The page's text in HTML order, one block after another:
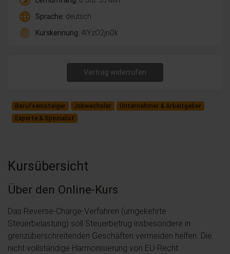
language Sprache: deutsch
fingerprint Kurskennung: 4lYzO2jnDk
Vertrag widerrufen
Berufseinsteiger Jobwechsler
Unternehmer & Arbeitgeber
Experte & Spezialist
Kursübersicht
Über den Online-Kurs
Das Reverse-Charge-Verfahren (umgekehrte
Steuerbelastung) soll Steuerbetrug insbesondere in
grenzüberschreitenden Geschäften vermeiden helfen. Die
nicht vollständige Harmonisierung von EU-Recht